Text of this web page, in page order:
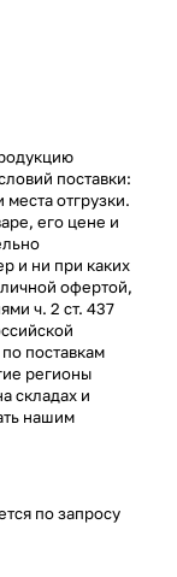
поставки:
отгрузки.
его цене и
и ни при каких
офертой,
ч. 2 ст. 437
поставкам
регионы
складах и
нашим
по запросу